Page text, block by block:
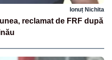
Ionuț Nichita
reclamat de FRF după